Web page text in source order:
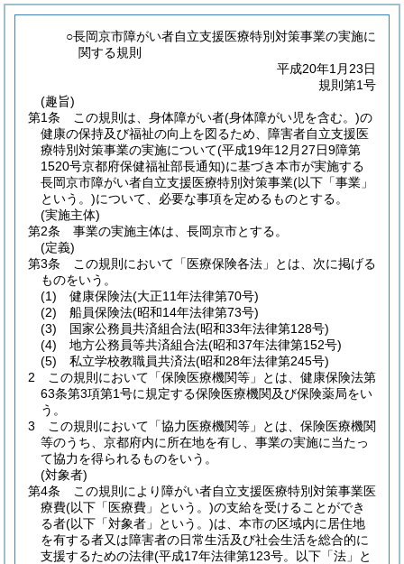
○長岡京市障がい者自立支援医療特別対策事業の実施に
関する規則
平成20年1月23日
規則第1号
(趣旨)
第1条
この規則は、身体障がい者(身体障がい児を含む。)の
健康の保持及び福祉の向上を図るため、障害者自立支援医
療特別対策事業の実施について(平成19年12月27日9障第
1520号京都府保健福祉部長通知)に基づき本市が実施する
長岡京市障がい者自立支援医療特別対策事業(以下「事業」
という。)について、必要な事項を定めるものとする。
(実施主体)
第2条
事業の実施主体は、長岡京市とする。
(定義)
第3条
この規則において「医療保険各法」とは、次に掲げる
ものをいう。
(1)
健康保険法(大正11年法律第70号)
(2)
船員保険法(昭和14年法律第73号)
(3)
国家公務員共済組合法(昭和33年法律第128号)
(4)
地方公務員等共済組合法(昭和37年法律第152号)
(5)
私立学校教職員共済法(昭和28年法律第245号)
2
この規則において「保険医療機関等」とは、健康保険法第
63条第3項第1号に規定する保険医療機関及び保険薬局をい
う。
3
この規則において「協力医療機関等」とは、保険医療機関
等のうち、京都府内に所在地を有し、事業の実施に当たっ
て協力を得られるものをいう。
(対象者)
第4条
この規則により障がい者自立支援医療特別対策事業医
療費(以下「医療費」という。)の支給を受けることができ
る者(以下「対象者」という。)は、本市の区域内に居住地
を有する者又は障害者の日常生活及び社会生活を総合的に
支援するための法律(平成17年法律第123号。以下「法」と